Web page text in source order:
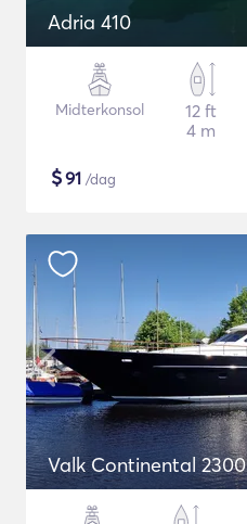
Adria 410
Midterkonsol
12 ft
4 m
$91 /dag
Valk Continental 2300